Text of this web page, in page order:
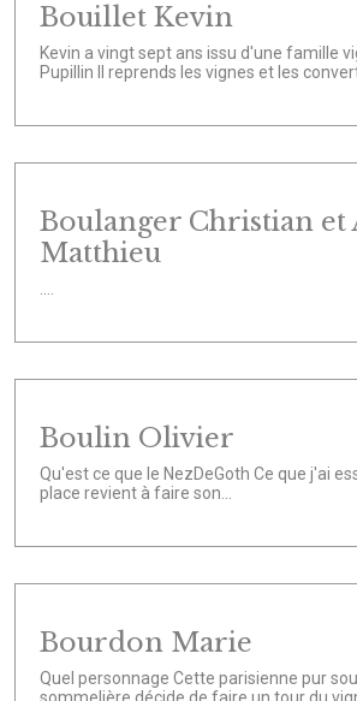
Bouillet Kevin
Kevin a vingt sept ans issu d'une famille
Pupillin Il reprends les vignes et les
Boulanger Christian et
Matthieu
Boulin Olivier
Qu'est ce que le NezDeGoth Ce que j'ai
place revient à faire son...
Bourdon Marie
Quel personnage Cette parisienne pur